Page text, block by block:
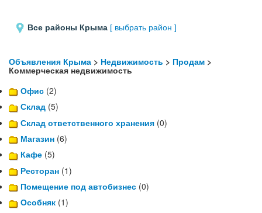
Все районы Крыма [ выбрать район ]
Объявления Крыма > Недвижимость > Продам >
Коммерческая недвижимость
Офис (2)
Склад (5)
Склад ответственного хранения (0)
Магазин (6)
Кафе (5)
Ресторан (1)
Помещение под автобизнес (0)
Особняк (1)